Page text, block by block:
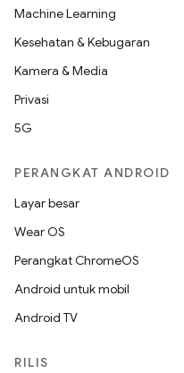
Machine Learning
Kesehatan & Kebugaran
Kamera & Media
Privasi
5G
PERANGKAT ANDROID
Layar besar
Wear OS
Perangkat ChromeOS
Android untuk mobil
Android TV
RILIS